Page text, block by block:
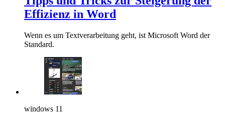
Effizienz in Word
Wenn es um Textverarbeitung geht, ist Microsoft Word der
Standard.
windows 11